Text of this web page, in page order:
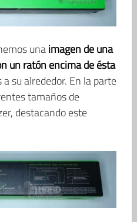
unaimagen de una
un ratón encima de ésta
su alrededor. En la parte
tamaños de
destacando este